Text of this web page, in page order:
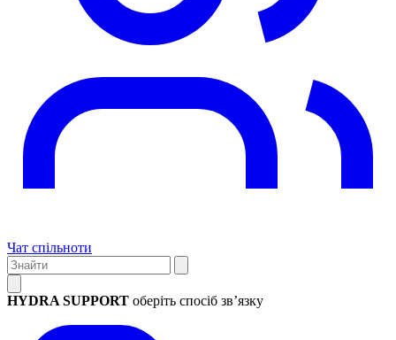
Чат спільноти
HYDRA SUPPORT оберіть спосіб зв’язку